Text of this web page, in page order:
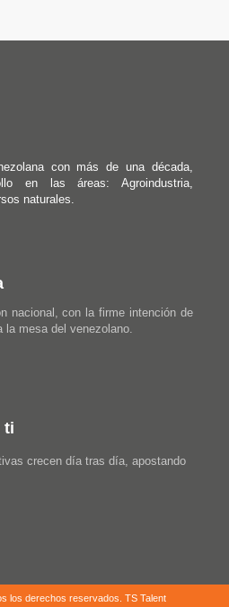
con más de una década,
en las áreas: Agroindustria,
naturales.
nacional, con la firme intención de
la mesa del venezolano.
ti
crecen día tras día, apostando
los derechos reservados. TS Talent